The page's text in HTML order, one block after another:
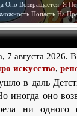
Оно Возвращается. Я
Попасть На
7 августа 2026. В
искусство,
в даль
иногда оно
ни одного